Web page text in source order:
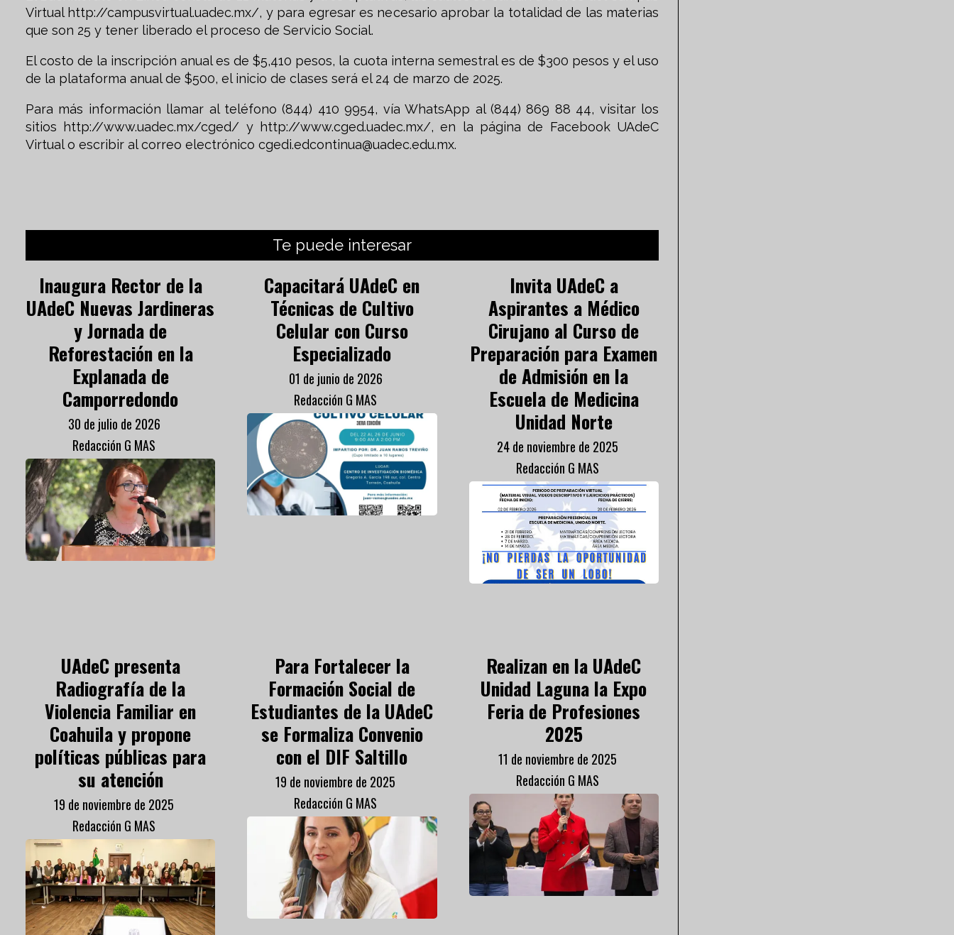
Virtual http://campusvirtual.uadec.mx/, y para egresar es necesario aprobar la totalidad de las materias
que son 25 y tener liberado el proceso de Servicio Social.
El costo de la inscripción anual es de $5,410 pesos, la cuota interna semestral es de $300 pesos y el uso
de la plataforma anual de $500, el inicio de clases será el 24 de marzo de 2025.
Para más información llamar al teléfono (844) 410 9954, vía WhatsApp al (844) 869 88 44, visitar los
sitios http://www.uadec.mx/cged/ y http://www.cged.uadec.mx/, en la página de Facebook UAdeC
Virtual o escribir al correo electrónico cgedi.edcontinua@uadec.edu.mx.
Te puede interesar
Inaugura Rector de la
UAdeC Nuevas Jardineras
y Jornada de
Reforestación en la
Explanada de
Camporredondo
Redacción G MAS
30 de julio de 2026
Capacitará UAdeC en
Técnicas de Cultivo
Celular con Curso
Especializado
Redacción G MAS
01 de junio de 2026
Invita UAdeC a
Aspirantes a Médico
Cirujano al Curso de
Preparación para Examen
de Admisión en la
Escuela de Medicina
Unidad Norte
Redacción G MAS
24 de noviembre de 2025
UAdeC presenta
Radiografía de la
Violencia Familiar en
Coahuila y propone
políticas públicas para
su atención
Redacción G MAS
19 de noviembre de 2025
Para Fortalecer la
Formación Social de
Estudiantes de la UAdeC
se Formaliza Convenio
con el DIF Saltillo
Redacción G MAS
19 de noviembre de 2025
Realizan en la UAdeC
Unidad Laguna la Expo
Feria de Profesiones
2025
Redacción G MAS
11 de noviembre de 2025